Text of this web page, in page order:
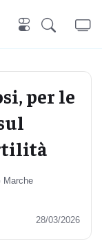
per le
Marche
28/03/2026